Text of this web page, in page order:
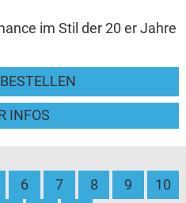
im Stil der 20 er Jahre
INFOS
6 7 8 9
10